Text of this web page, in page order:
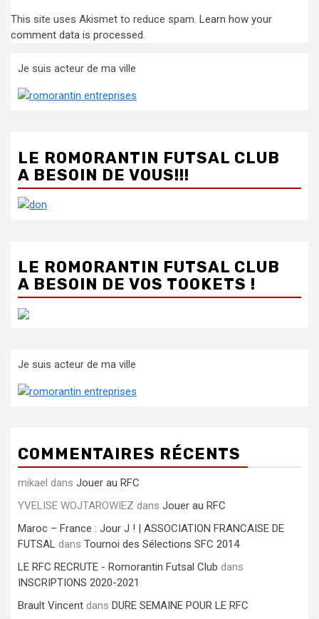
This site uses Akismet to reduce spam. Learn how your
comment data is processed.
Je suis acteur de ma ville
LE ROMORANTIN FUTSAL CLUB
A BESOIN DE VOUS!!!
LE ROMORANTIN FUTSAL CLUB
A BESOIN DE VOS TOOKETS !
Je suis acteur de ma ville
COMMENTAIRES RÉCENTS
mikael dans Jouer au RFC
YVELISE WOJTAROWIEZ dans Jouer au RFC
Maroc – France : Jour J ! | ASSOCIATION FRANCAISE DE
FUTSAL dans Tournoi des Sélections SFC 2014
LE RFC RECRUTE - Romorantin Futsal Club dans
INSCRIPTIONS 2020-2021
Brault Vincent dans DURE SEMAINE POUR LE RFC